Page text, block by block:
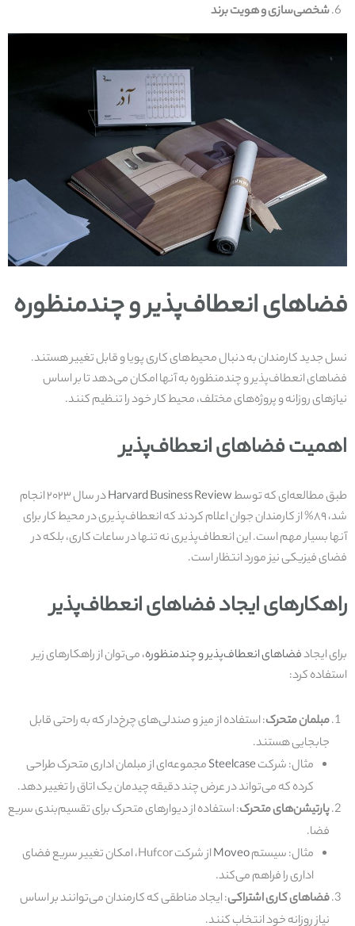
شخصی‌سازی و هویت برند
فضاهای انعطاف‌پذیر و چندمنظوره
نسل جدید کارمندان به دنبال محیط‌های کاری پویا و قابل تغییر هستند.
فضاهای انعطاف‌پذیر و چندمنظوره به آنها امکان می‌دهد تا بر اساس
نیازهای روزانه و پروژه‌های مختلف، محیط کار خود را تنظیم کنند.
اهمیت فضاهای انعطاف‌پذیر
طبق مطالعه‌ای که توسطHarvard Business Review
در سال ۲۰۲۳ انجام
شد، ۸۹% از کارمندان جوان اعلام کردند که انعطاف‌پذیری در محیط کار برای
آنها بسیار مهم است. این انعطاف‌پذیری نه تنها در ساعات کاری، بلکه در
فضای فیزیکی نیز مورد انتظار است.
راهکارهای ایجاد فضاهای انعطاف‌پذیر
برای ایجادفضاهای انعطاف‌پذیر و چندمنظوره، می‌توان از راهکارهای زیر
استفاده کرد:
مبلمان متحرک: استفاده از میز و صندلی‌های چرخ‌دار که به راحتی قابل
جابجایی هستند.
مثال: شرکتSteelcaseمجموعه‌ای از مبلمان اداری متحرک طراحی
کرده که می‌تواند در عرض چند دقیقه چیدمان یک اتاق را تغییر دهد.
پارتیشن‌های متحرک: استفاده از دیوارهای متحرک برای تقسیم‌بندی سریع
فضا.
مثال: سیستمMoveo
از شرکت Hufcor، امکان تغییر سریع فضای
اداری را فراهم می‌کند.
فضاهای کاری اشتراکی: ایجاد مناطقی که کارمندان می‌توانند بر اساس
نیاز روزانه خود انتخاب کنند.